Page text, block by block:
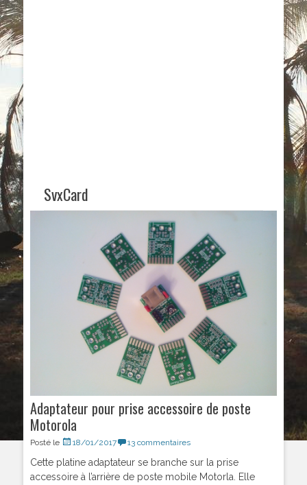
SvxCard
Adaptateur pour prise accessoire de poste
Motorola
Posté le 18/01/2017 13 commentaires
Cette platine adaptateur se branche sur la prise
accessoire à l’arrière de poste mobile Motorla. Elle